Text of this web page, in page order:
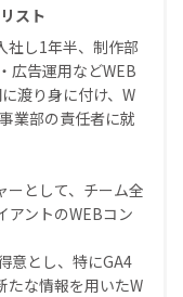
スト
社し1年半、制作部
広告運用などWEB
渡り身に付け、W
業部の責任者に就
ーとして、チーム全
アントのWEBコン
意とし、特にGA4
たな情報を用いたW